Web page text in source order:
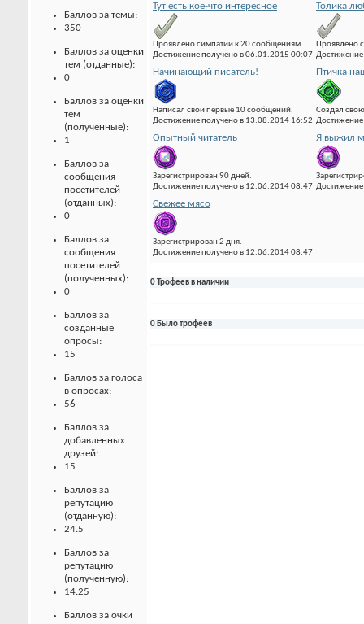
Баллов за темы:
350
Баллов за оценки
тем (отданные):
0
Баллов за оценки
тем
(полученные):
1
Баллов за
сообщения
посетителей
(отданных):
0
Баллов за
сообщения
посетителей
(полученных):
0
Баллов за
созданные
опросы:
15
Баллов за голоса
в опросах:
56
Баллов за
добавленных
друзей:
15
Баллов за
репутацию
(отданную):
24.5
Баллов за
репутацию
(полученную):
14.25
Баллов за очки
Тут есть кое-что интересное
Проявлено симпатии к 20 сообщениям.
Достижение получено в 06.01.2015 00:07
Толика
Проявлено
Начинающий писатель!
Написал свои первые 10 сообщений.
Достижение получено в 13.08.2014 16:52
Птичка
Создал
Опытный читатель
Зарегистрирован 90 дней.
Достижение получено в 12.06.2014 08:47
Я выжил
Свежее мясо
Зарегистрирован 2 дня.
Достижение получено в 12.06.2014 08:47
0 Трофеев в наличии
0 Было трофеев